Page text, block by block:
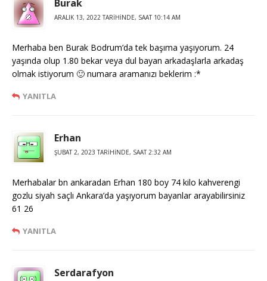
Burak
ARALIK 13, 2022 TARIHINDE, SAAT 10:14 AM
Merhaba ben Burak Bodrum’da tek başıma yaşıyorum. 24
yaşında olup 1.80 bekar veya dul bayan arkadaşlarla arkadaş
olmak istiyorum 🙂 numara aramanızı beklerim :*
YANITLA
Erhan
ŞUBAT 2, 2023 TARIHINDE, SAAT 2:32 AM
Merhabalar bn ankaradan Erhan 180 boy 74 kilo kahverengi
gozlu siyah saçlı Ankara’da yaşıyorum bayanlar arayabilirsiniz
61 26
YANITLA
Serdarafyon